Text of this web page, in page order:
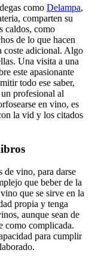
como Delampa,
comparten su
caldos, como
de lo que hacen
coste adicional. Algo
Una visita a una
este apasionante
todo ese saber,
profesional al
en vino, es
la vid y los citados
de vino, para darse
que beber de la
que se sirve en la
propia y tenga
aunque sean de
como complicada.
para cumplir